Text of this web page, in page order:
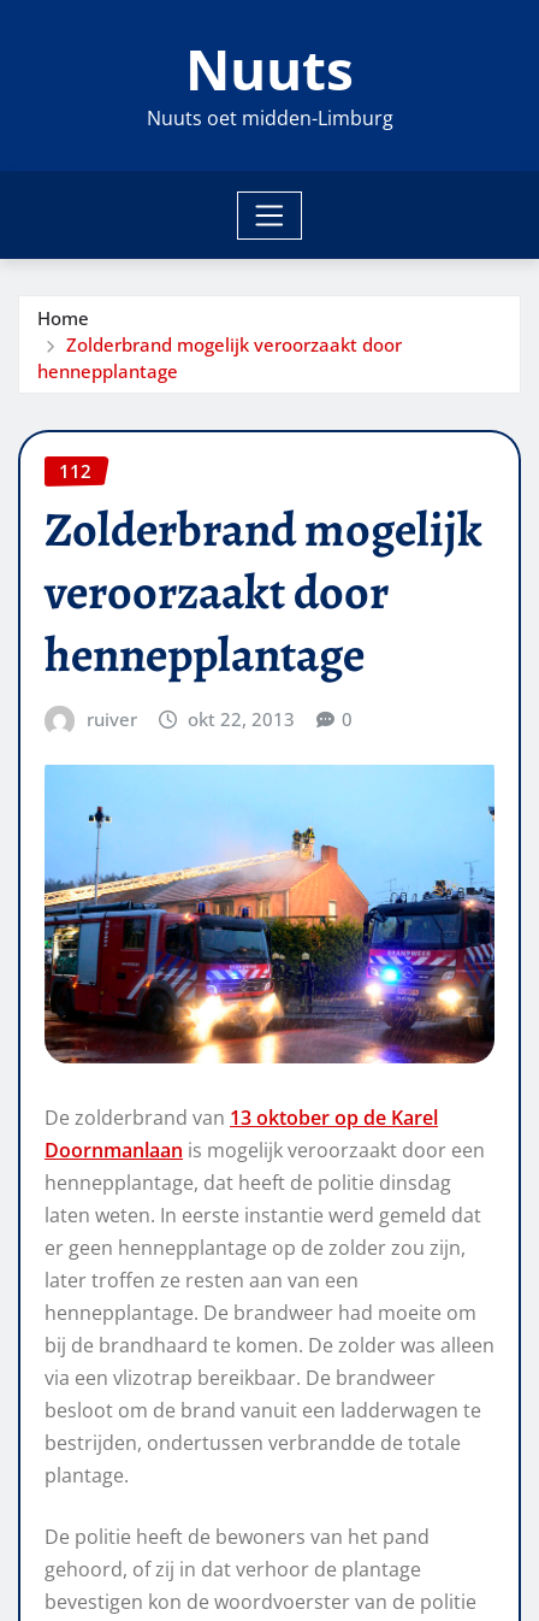
Nuuts
Nuuts oet midden-Limburg
Home
Zolderbrand mogelijk veroorzaakt door
hennepplantage
112
Zolderbrand mogelijk
veroorzaakt door
hennepplantage
ruiver okt 22, 2013 0
De zolderbrand van 13 oktober op de Karel
Doornmanlaan is mogelijk veroorzaakt door een
hennepplantage, dat heeft de politie dinsdag
laten weten. In eerste instantie werd gemeld dat
er geen hennepplantage op de zolder zou zijn,
later troffen ze resten aan van een
hennepplantage. De brandweer had moeite om
bij de brandhaard te komen. De zolder was alleen
via een vlizotrap bereikbaar. De brandweer
besloot om de brand vanuit een ladderwagen te
bestrijden, ondertussen verbrandde de totale
plantage.
De politie heeft de bewoners van het pand
gehoord, of zij in dat verhoor de plantage
bevestigen kon de woordvoerster van de politie